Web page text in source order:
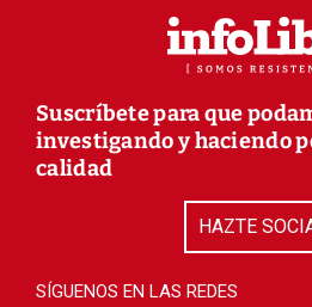
Suscríbete para que
investigando y haciendo
calidad
HAZTE
SÍGUENOS EN LAS REDES